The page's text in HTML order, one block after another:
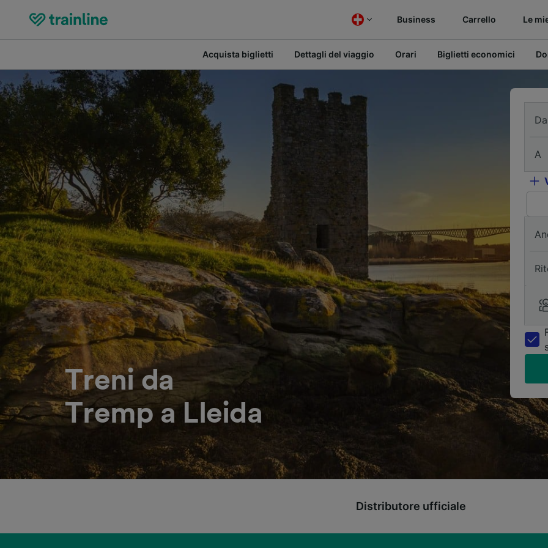
Business Carrello Le
Acquista biglietti Dettagli del viaggio Orari Biglietti economici
Treni da
Tremp a Lleida
Da
A
Distributore ufficiale